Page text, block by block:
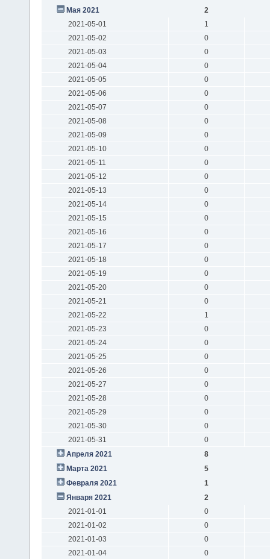
Мая 2021
2
2021-05-01
1
2021-05-02
0
2021-05-03
0
2021-05-04
0
2021-05-05
0
2021-05-06
0
2021-05-07
0
2021-05-08
0
2021-05-09
0
2021-05-10
0
2021-05-11
0
2021-05-12
0
2021-05-13
0
2021-05-14
0
2021-05-15
0
2021-05-16
0
2021-05-17
0
2021-05-18
0
2021-05-19
0
2021-05-20
0
2021-05-21
0
2021-05-22
1
2021-05-23
0
2021-05-24
0
2021-05-25
0
2021-05-26
0
2021-05-27
0
2021-05-28
0
2021-05-29
0
2021-05-30
0
2021-05-31
0
Апреля 2021
8
Марта 2021
5
Февраля 2021
1
Января 2021
2
2021-01-01
0
2021-01-02
0
2021-01-03
0
2021-01-04
0